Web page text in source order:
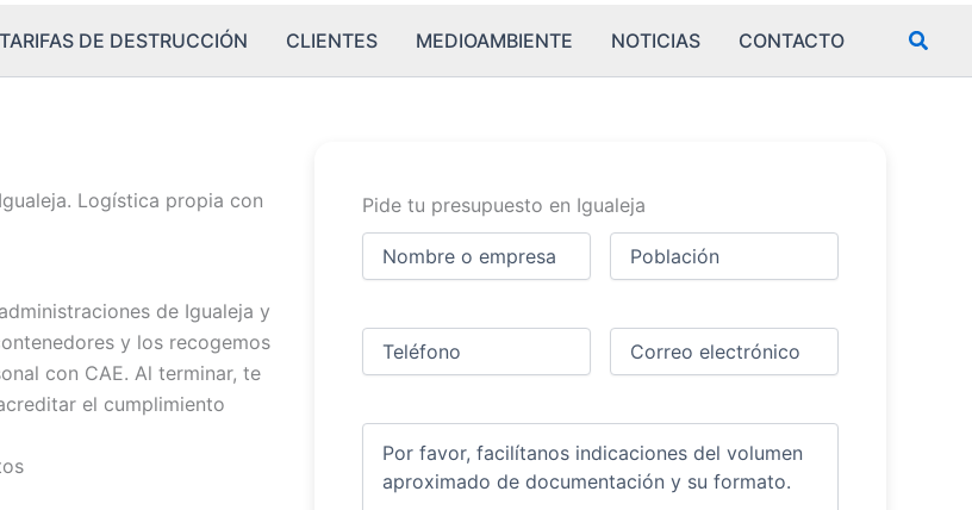
TARIFAS DE DESTRUCCIÓN CLIENTES MEDIOAMBIENTE NOTICIAS CONTACTO
Logística propia con
de Igualeja y
y los recogemos
con CAE. Al terminar, te
el cumplimiento
Pide tu presupuesto en Igualeja
Nombre
Ciudad
Teléfono
Correo
electrónico (Obligatorio)
Comentarios